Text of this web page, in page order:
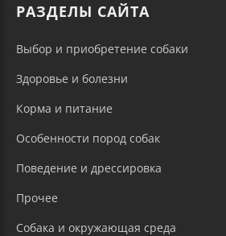
РАЗДЕЛЫ САЙТА
Выбор и приобретение собаки
Здоровье и болезни
Корма и питание
Особенности пород собак
Поведение и дрессировка
Прочее
Собака и окружающая среда